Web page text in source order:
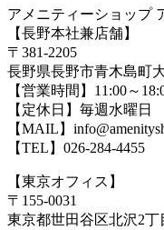
アメニティーショップ
【長野本社兼店舗】
〒381-2205
長野県長野市青木島町
【営業時間】11:00～
【定休日】毎週水曜日
【MAIL】
【TEL】 026-284-4455
【東京オフィス】
〒155-0031
東京都世田谷区北沢2丁